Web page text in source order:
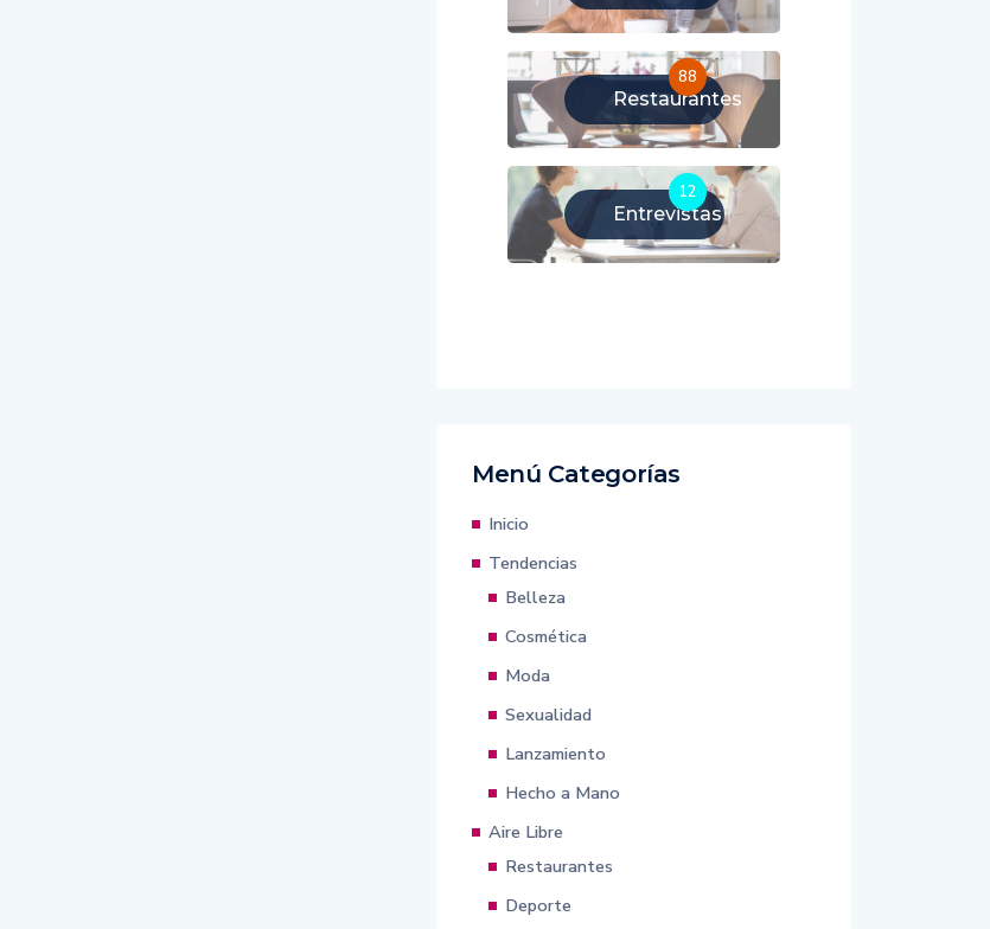
Restaurantes
88
Entrevistas
12
Menú Categorías
Inicio
Tendencias
Belleza
Cosmética
Moda
Sexualidad
Lanzamiento
Hecho a Mano
Aire Libre
Restaurantes
Deporte